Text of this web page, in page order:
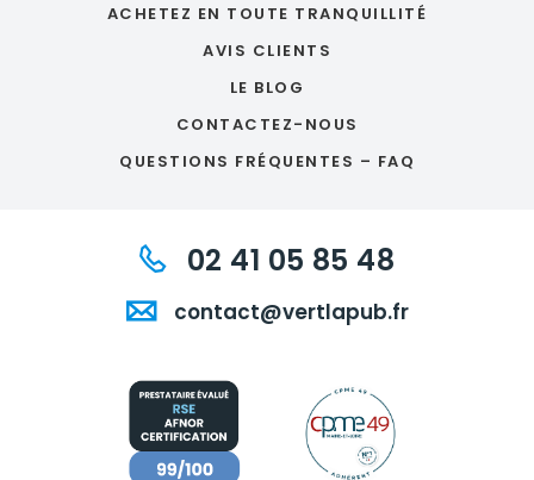
ACHETEZ EN TOUTE TRANQUILLITÉ
AVIS CLIENTS
LE BLOG
CONTACTEZ-NOUS
QUESTIONS FRÉQUENTES – FAQ
02 41 05 85 48
contact@vertlapub.fr